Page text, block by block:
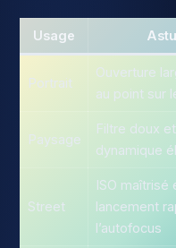
Usage
Portrait
Ouverture
au point sur
Paysage
Filtre doux
dynamique
Street
ISO maîtrisé
lancement
l’autofocus